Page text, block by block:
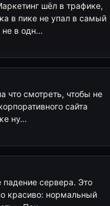
шёл в трафике,
в пике не упал в самый
не в одн…
что смотреть, чтобы не
сайта
ну…
сервера. Это
красиво: нормальный